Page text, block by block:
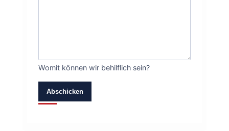
Womit können wir behilflich sein?
Abschicken